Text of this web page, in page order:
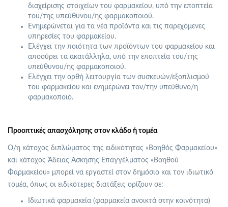
διαχείρισης στοιχείων του φαρμακείου, υπό την εποπτεία
του/της υπεύθυνου/ης φαρμακοποιού.
Ενημερώνεται για τα νέα προϊόντα και τις παρεχόμενες
υπηρεσίες του φαρμακείου.
Ελέγχει την ποιότητα των προϊόντων του φαρμακείου και
αποσύρει τα ακατάλληλα, υπό την εποπτεία του/της
υπεύθυνου/ης φαρμακοποιού.
Ελέγχει την ορθή λειτουργία των συσκευών/εξοπλισμού
του φαρμακείου και ενημερώνει τον/την υπεύθυνο/η
φαρμακοποιό.
Προοπτικές απασχόλησης στον κλάδο ή τομέα
Ο/η κάτοχος διπλώματος της ειδικότητας «Βοηθός Φαρμακείου»
και κάτοχος Άδειας Άσκησης Επαγγέλματος «Βοηθού
Φαρμακείου» μπορεί να εργαστεί στον δημόσιο και τον ιδιωτικό
τομέα, όπως οι ειδικότερες διατάξεις ορίζουν σε:
Ιδιωτικά φαρμακεία (φαρμακεία ανοικτά στην κοινότητα)